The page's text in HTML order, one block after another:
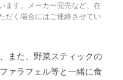
ます。メーカー完売など、在
だく場合にはご連絡させてい
また、野菜スティックの
ァラフェル等と一緒に食